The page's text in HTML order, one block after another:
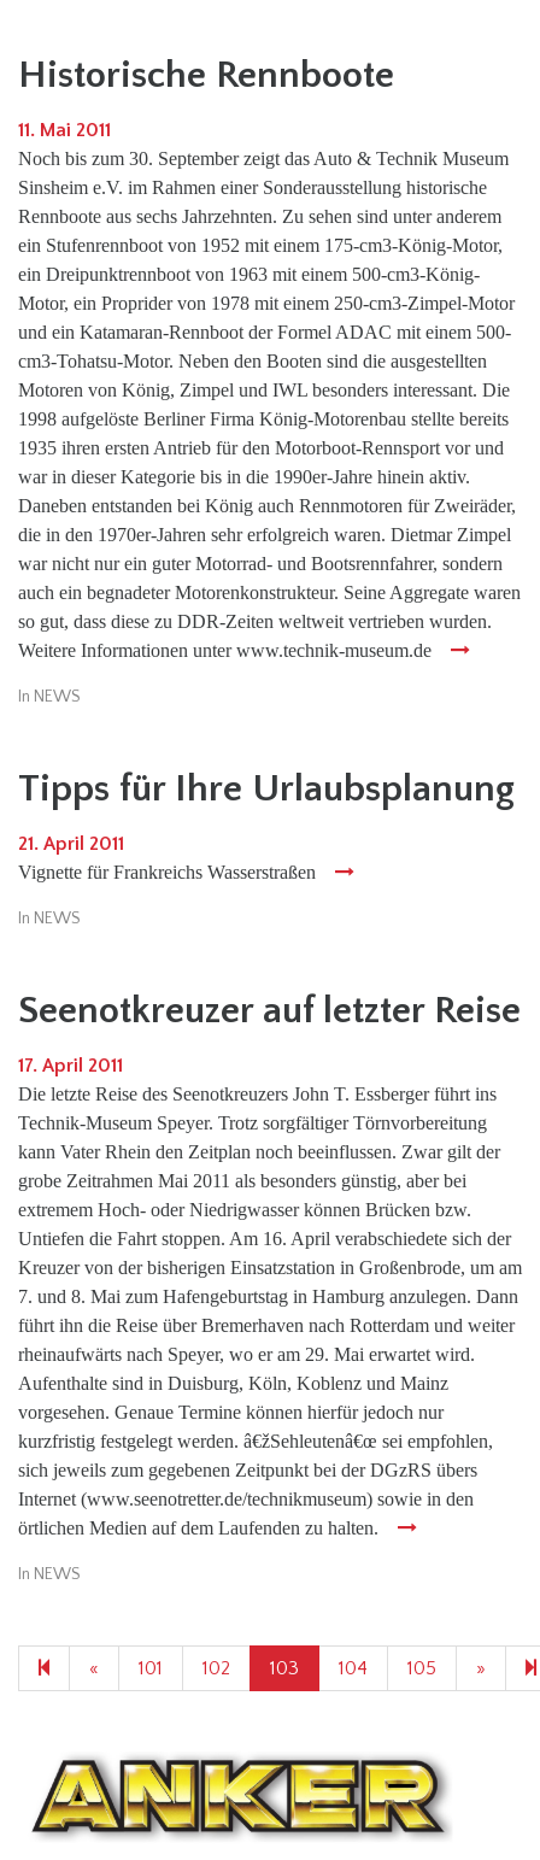
Historische Rennboote
11. Mai 2011
Noch bis zum 30. September zeigt das Auto & Technik Museum
Sinsheim e.V. im Rahmen einer Sonderausstellung historische
Rennboote aus sechs Jahrzehnten. Zu sehen sind unter anderem
ein Stufenrennboot von 1952 mit einem 175-cm3-König-Motor,
ein Dreipunktrennboot von 1963 mit einem 500-cm3-König-
Motor, ein Proprider von 1978 mit einem 250-cm3-Zimpel-Motor
und ein Katamaran-Rennboot der Formel ADAC mit einem 500-
cm3-Tohatsu-Motor. Neben den Booten sind die ausgestellten
Motoren von König, Zimpel und IWL besonders interessant. Die
1998 aufgelöste Berliner Firma König-Motorenbau stellte bereits
1935 ihren ersten Antrieb für den Motorboot-Rennsport vor und
war in dieser Kategorie bis in die 1990er-Jahre hinein aktiv.
Daneben entstanden bei König auch Rennmotoren für Zweiräder,
die in den 1970er-Jahren sehr erfolgreich waren. Dietmar Zimpel
war nicht nur ein guter Motorrad- und Bootsrennfahrer, sondern
auch ein begnadeter Motorenkonstrukteur. Seine Aggregate waren
so gut, dass diese zu DDR-Zeiten weltweit vertrieben wurden.
Weitere Informationen unter www.technik-museum.de
In NEWS
Tipps für Ihre Urlaubsplanung
21. April 2011
Vignette für Frankreichs Wasserstraßen
In NEWS
Seenotkreuzer auf letzter Reise
17. April 2011
Die letzte Reise des Seenotkreuzers John T. Essberger führt ins
Technik-Museum Speyer. Trotz sorgfältiger Törnvorbereitung
kann Vater Rhein den Zeitplan noch beeinflussen. Zwar gilt der
grobe Zeitrahmen Mai 2011 als besonders günstig, aber bei
extremem Hoch- oder Niedrigwasser können Brücken bzw.
Untiefen die Fahrt stoppen. Am 16. April verabschiedete sich der
Kreuzer von der bisherigen Einsatzstation in Großenbrode, um am
7. und 8. Mai zum Hafengeburtstag in Hamburg anzulegen. Dann
führt ihn die Reise über Bremerhaven nach Rotterdam und weiter
rheinaufwärts nach Speyer, wo er am 29. Mai erwartet wird.
Aufenthalte sind in Duisburg, Köln, Koblenz und Mainz
vorgesehen. Genaue Termine können hierfür jedoch nur
kurzfristig festgelegt werden. â€žSehleutenâ€œ sei empfohlen,
sich jeweils zum gegebenen Zeitpunkt bei der DGzRS übers
Internet (www.seenotretter.de/technikmuseum) sowie in den
örtlichen Medien auf dem Laufenden zu halten.
In NEWS
« Previous
page
101 102 103 104 105 »
page